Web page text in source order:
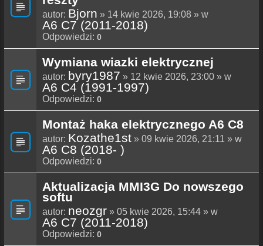
autor: Bjorn » 14 kwie 2026, 19:08 » w
A6 C7 (2011-2018)
Odpowiedzi: 0
Wymiana wiazki elektrycznej
autor: byry1987 » 12 kwie 2026, 23:00 » w
A6 C4 (1991-1997)
Odpowiedzi: 0
Montaż haka elektrycznego A6 C8
autor: Kozathe1st » 09 kwie 2026, 21:11 » w
A6 C8 (2018- )
Odpowiedzi: 0
Aktualizacja MMI3G Do nowszego
softu
autor: neozgr » 05 kwie 2026, 15:44 » w
A6 C7 (2011-2018)
Odpowiedzi: 0